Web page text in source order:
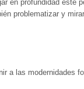
en profundidad este
problematizar y
a las modernidades